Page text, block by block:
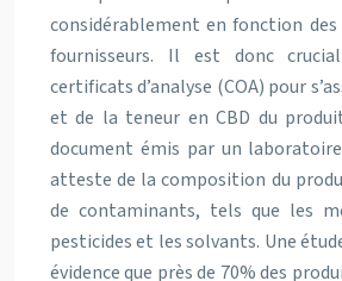
considérablement en fonction
fournisseurs. Il est donc
certificats d’analyse (COA) pour
et de la teneur en CBD du
document émis par un
atteste de la composition du
de contaminants, tels que les
pesticides et les solvants. Une
évidence que près de 70% des